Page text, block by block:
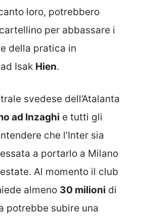
loro, potrebbero
per abbassare i
della pratica in
Isak Hien.
svedese dell’Atalanta
ad Inzaghi e tutti gli
che l’Inter sia
a portarlo a Milano
Al momento il club
almeno 30 milioni di
potrebbe subire una